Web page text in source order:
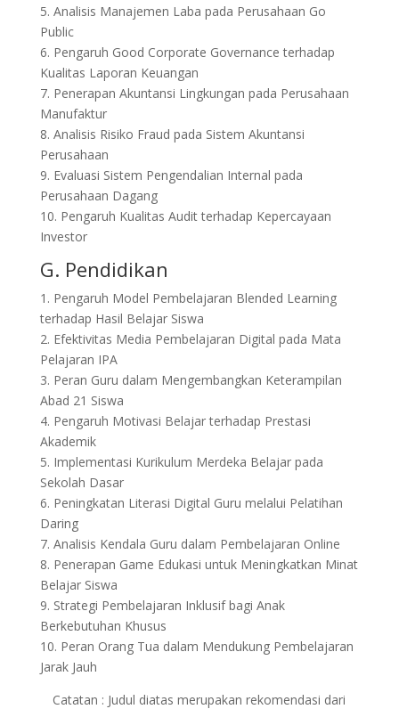
5. Analisis Manajemen Laba pada Perusahaan Go
Public
6. Pengaruh Good Corporate Governance terhadap
Kualitas Laporan Keuangan
7. Penerapan Akuntansi Lingkungan pada Perusahaan
Manufaktur
8. Analisis Risiko Fraud pada Sistem Akuntansi
Perusahaan
9. Evaluasi Sistem Pengendalian Internal pada
Perusahaan Dagang
10. Pengaruh Kualitas Audit terhadap Kepercayaan
Investor
G. Pendidikan
1. Pengaruh Model Pembelajaran Blended Learning
terhadap Hasil Belajar Siswa
2. Efektivitas Media Pembelajaran Digital pada Mata
Pelajaran IPA
3. Peran Guru dalam Mengembangkan Keterampilan
Abad 21 Siswa
4. Pengaruh Motivasi Belajar terhadap Prestasi
Akademik
5. Implementasi Kurikulum Merdeka Belajar pada
Sekolah Dasar
6. Peningkatan Literasi Digital Guru melalui Pelatihan
Daring
7. Analisis Kendala Guru dalam Pembelajaran Online
8. Penerapan Game Edukasi untuk Meningkatkan Minat
Belajar Siswa
9. Strategi Pembelajaran Inklusif bagi Anak
Berkebutuhan Khusus
10. Peran Orang Tua dalam Mendukung Pembelajaran
Jarak Jauh
Catatan : Judul diatas merupakan rekomendasi dari